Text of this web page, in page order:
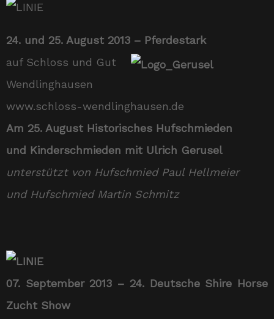
24. und 25. August 2013 – Pferdestark
auf Schloss und Gut
Wendlinghausen
www.schloss-wendlinghausen.de
Am 25. August Historisches Hufschmieden
und Kinderschmieden mit Ulrich Gerusel
unterstützt von Hufschmied Paul Hellmeier
und Hufschmied Martin Schmitz
07. September 2013 – 24. Deutsche Shire Horse
Zucht Show